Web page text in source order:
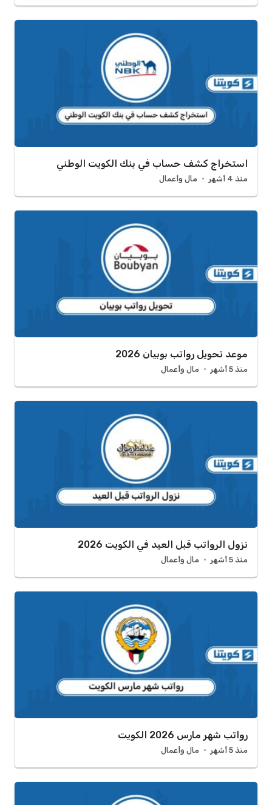
استخراج كشف حساب في بنك الكويت الوطني
منذ 4 أشهر مال وأعمال
موعد تحويل رواتب بوبيان 2026
منذ 5 أشهر مال وأعمال
نزول الرواتب قبل العيد في الكويت 2026
منذ 5 أشهر مال وأعمال
رواتب شهر مارس 2026 الكويت
منذ 5 أشهر مال وأعمال